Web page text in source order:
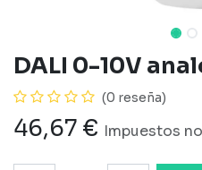
DALI 0-10V
(0 reseña)
46,67 € Impuestos